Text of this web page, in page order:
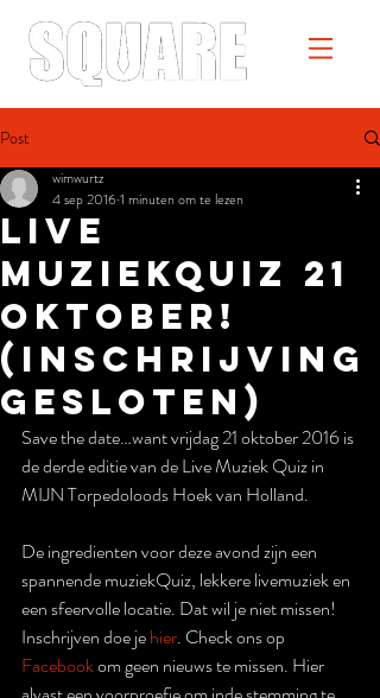
Post
Live
Muziekquiz 21
oktober!
(inschrijving
gesloten)
wimwurtz
4 sep 20161 minuten om te lezen
Save the date…want vrijdag 21 oktober 2016 is
de derde editie van de Live Muziek Quiz in
MIJN Torpedoloods Hoek van Holland.
De ingredienten voor deze avond zijn een
spannende muziekQuiz, lekkere livemuziek en
een sfeervolle locatie. Dat wil je niet missen!
Inschrijven doe je hier. Check ons op
Facebook om geen nieuws te missen. Hier